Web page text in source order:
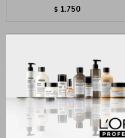
$ 1.750